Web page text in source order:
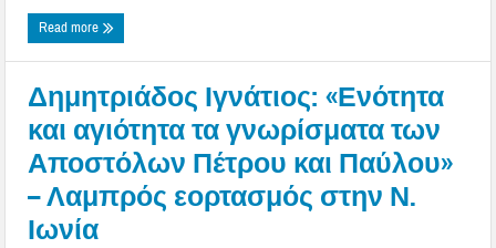
Read more
Δημητριάδος Ιγνάτιος: «Ενότητα
και αγιότητα τα γνωρίσματα των
Αποστόλων Πέτρου και Παύλου»
– Λαμπρός εορτασμός στην Ν.
Ιωνία